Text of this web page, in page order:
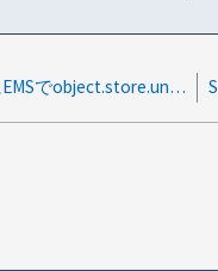
「スキューされた時間」のためにEMSでobject.store.unavailableが発生すると、SnapMirror転送が失敗します